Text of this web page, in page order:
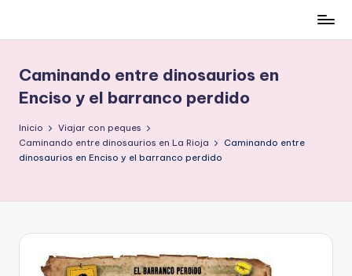
contenido
low-
cost
y
morir
en
Caminando entre dinosaurios en
Enciso y el barranco perdido
Inicio
Viajar con peques
Caminando entre dinosaurios en La Rioja
Caminando entre
dinosaurios en Enciso y el barranco perdido